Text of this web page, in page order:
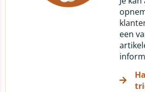
een